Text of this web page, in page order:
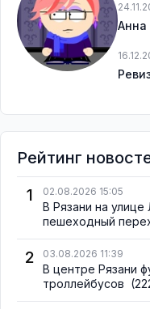
Анна
Рейтинг
1
02.08.2026 15:05
В Рязани на
пешеходный
2 03.08.2026 11:39
В центре Рязани
троллейбусов